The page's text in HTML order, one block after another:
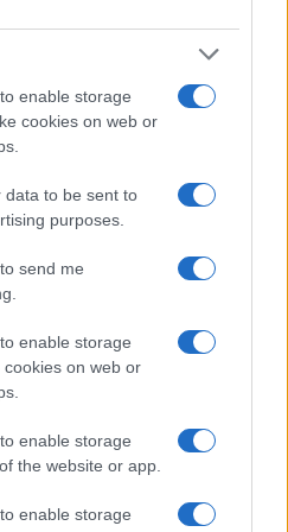
enable storage
cookies on web or
data to be sent to
purposes.
send me
enable storage
on web or
enable storage
the website or app.
enable storage
e laptops
e uma ampla variedade
20)
de chip
mais poderoso (ST33) do que
ou laptop, ou mesmo
da integração Bluetooth
recarregável embutida
do que Ledger Nano S